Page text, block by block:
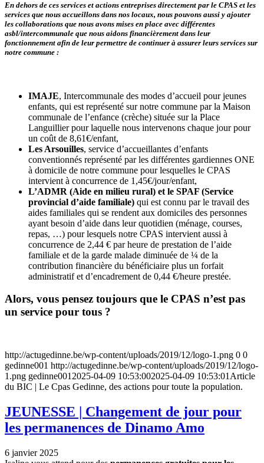
En dehors de ces services et actions entreprises directement par le CPAS et les
services que nous accueillons dans nos locaux, nous pouvons aussi y ajouter
les collaborations que nous avons mises en place avec différentes
asbl/intercommunale que nous aidons financièrement dans leur
fonctionnement afin de leur permettre de continuer à assurer leurs services sur
notre commune :
IMAJE, Intercommunale des modes d’accueil pour jeunes
enfants, qui est représenté sur notre commune par la Maison
communale de l’enfance (crèche) située sur la Place
Languillier pour laquelle nous intervenons chaque jour pour
un coût de 8,61€/enfant,
Les Arsouilles, service d’accueillantes d’enfants
conventionnés représenté par les différentes gardiennes ONE
à domicile de notre commune pour lesquelles le CPAS
intervient à concurrence de 1,45€/jour/enfant,
L’ADMR (Aide en milieu rural) et le SPAF (Service
provincial d’aide familiale) qui est connu par le travail des
aides familiales qui se rendent aux domiciles des personnes
ayant besoin d’aide dans leur quotidien (ménage, courses,
repas, …) pour lesquels notre CPAS intervient aussi à
concurrence de 2,44 € par heure de prestation de l’aide
familiale et de la garde malade diminuée de ¼ de la
contribution financière du bénéficiaire plus un forfait
administratif et d’encadrement de 0,44 €/heure prestée.
Alors, vous pensez toujours que le CPAS n’est pas
un service pour tous ?
http://actugedinne.be/wp-content/uploads/2019/12/logo-1.png 0 0
gedinne001 http://actugedinne.be/wp-content/uploads/2019/12/logo-
1.png gedinne001 2025-04-09 10:53:002025-04-09 10:53:01 Article
du BIC | Le Cpas Gedinne, des actions pour toute la population.
JEUNESSE | Changement de jour pour
les permanences de Dinamo Amo
6 janvier 2025